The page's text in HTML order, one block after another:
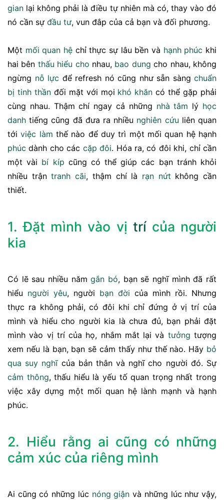
gian lại không phải là điều tự nhiên mà có, thay vào đó
nó cần sự đầu tư, vun đắp của cả bạn và đối phương.
Một mối quan hệ chỉ thực sự lâu bền và hạnh phúc khi
hai bên thấu hiểu cho nhau, bao dung cho nhau, không
ngừng nỗ lực để refresh nó cũng như sẵn sàng chuẩn
bị tinh thầnđối mặt với mọi khó khăn có thể gặp phải
cùng nhau. Thậm chí ngay cả những nhà tâm lý học
danh tiếng cũng đã đưa ra nhiều nghiên cứu liên quan
tớiviệc làm thế nào để duy trì một mối quan hệ hạnh
phúc dành cho các cặp đôi. Hóa ra, có đôi khi, chỉ cần
một vài bí kíp cũng có thể giúp các bạn tránh khỏi
nhiều trậntranh cãi, thậm chí là rạn nứt không cần
thiết.
1. Đặt mình vào vị trícủa người
kia
Có lẽ sau nhiều nămgắn bó, bạn sẽ nghĩ mình đã rất
hiểu người yêu, người bạn đời của mình rồi. Nhưng
thực ra không phải, có đôi khi chỉ đứng ở vị trí của
mình và hiểu cho người kia là chưa đủ, bạn phải đặt
mình vào vị trí của họ, nhắm mắt lại và tưởng tượng
xem nếu là bạn, bạn sẽ cảm thấy như thế nào. Hãy bỏ
qua suy nghĩcủa bản thân và nghĩ cho người đó. Sự
cảm thông, thấu hiểu là yếu tố quan trọng nhất trong
việc xây dựng một mối quan hệ lành mạnh và hạnh
phúc.
2. Hiểu rằng ai cũng có những
cảm xúc của riêng mình
Ai cũng có những lúc nóng giận và những lúc như vậy,